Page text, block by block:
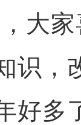
大
识，
好多